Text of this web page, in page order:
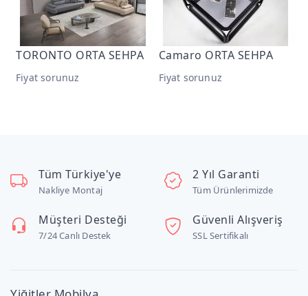
Camaro ORTA SEHPA
Fiyat sorunuz
Modest ORTA SEHPA
Fiyat sorunuz
Tüm Türkiye'ye
Nakliye Montaj
2 Yıl Garanti
Tüm Ürünlerimizde
Müşteri Desteği
7/24 Canlı Destek
Güvenli Alışveriş
SSL Sertifikalı